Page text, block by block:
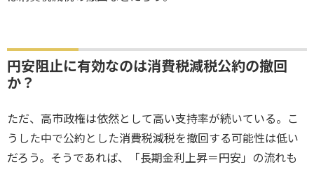
円安阻止に有効なのは消費税減税公約の撤回
か？
ただ、高市政権は依然として高い支持率が続いている。こ
うした中で公約とした消費税減税を撤回する可能性は低い
だろう。そうであれば、「長期金利上昇＝円安」の流れも